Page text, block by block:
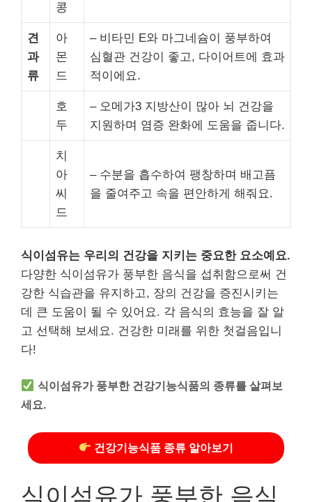
콩
견
과
류
아
몬
드
– 비타민 E와 마그네슘이 풍부하여
심혈관 건강이 좋고, 다이어트에 효과
적이에요.
호
두
– 오메가3 지방산이 많아 뇌 건강을
지원하며 염증 완화에 도움을 줍니다.
치
아
씨
드
– 수분을 흡수하여 팽창하며 배고픔
을 줄여주고 속을 편안하게 해줘요.
식이섬유는 우리의 건강을 지키는 중요한 요소예요.
다양한 식이섬유가 풍부한 음식을 섭취함으로써 건
강한 식습관을 유지하고, 장의 건강을 증진시키는
데 큰 도움이 될 수 있어요. 각 음식의 효능을 잘 알
고 선택해 보세요. 건강한 미래를 위한 첫걸음입니
다!
식이섬유가 풍부한 건강기능식품의 종류를 살펴보
세요.
건강기능식품 종류 알아보기
식이섬유가 풍부한 음식